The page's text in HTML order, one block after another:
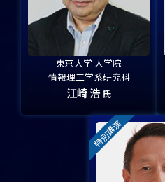
東京大学 大学院
情報理工学系研究科
江崎 浩氏
特別講演